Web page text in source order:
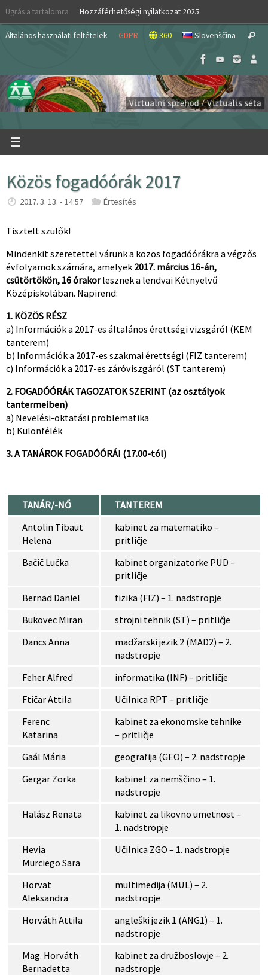
Skip
content
Ugrás a tartalomra Hozzáférhetőségi nyilatkozat 2025
Általános használati feltételek GDPR 360 Slovenščina Search
Közös fogadóórák 2017
2017. 3. 13. - 14:57 Értesítés
Tisztelt szülők!
Mindenkit szeretettel várunk a közös fogadóórákra a végzős
évfolyamok számára, amelyek 2017. március 16-án,
csütörtökön, 16 órakorlesznek a lendvai Kétnyelvű
Középiskolában. Napirend:
1. KÖZÖS RÉSZ
a) Információk a 2017-es általános érettségi vizsgáról (KEM
tanterem)
b) Információk a 2017-es szakmai érettségi (FIZ tanterem)
c) Információk a 2017-es záróviszgáról (ST tanterem)
2. FOGADÓÓRÁK TAGOZATOK SZERINT (az osztályok
tantermeiben)
a) Nevelési-oktatási problematika
b) Különfélék
3. A TANÁROK FOGADÓÓRÁI (17.00-tól)
TANÁR/-NŐ
TANTEREM
Antolin Tibaut
Helena
kabinet za matematiko –
pritličje
Bačič Lučka
kabinet organizatorke PUD –
pritličje
Bernad Daniel
fizika (FIZ) – 1. nadstropje
Bukovec Miran
strojni tehnik (ST) – pritličje
Dancs Anna
madžarski jezik 2 (MAD2) – 2.
nadstropje
Feher Alfred
informatika (INF) – pritličje
Ftičar Attila
Učilnica RPT – pritličje
Ferenc
Katarina
kabinet za ekonomske tehnike
– pritličje
Gaál Mária
geografija (GEO) – 2. nadstropje
Gergar Zorka
kabinet za nemščino – 1.
nadstropje
Halász Renata
kabinet za likovno umetnost –
1. nadstropje
Hevia
Murciego Sara
Učilnica ZGO – 1. nadstropje
Horvat
Aleksandra
multimedija (MUL) – 2.
nadstropje
Horváth Attila
angleški jezik 1 (ANG1) – 1.
nadstropje
Mag. Horváth
Bernadetta
kabinet za družboslovje – 2.
nadstropje